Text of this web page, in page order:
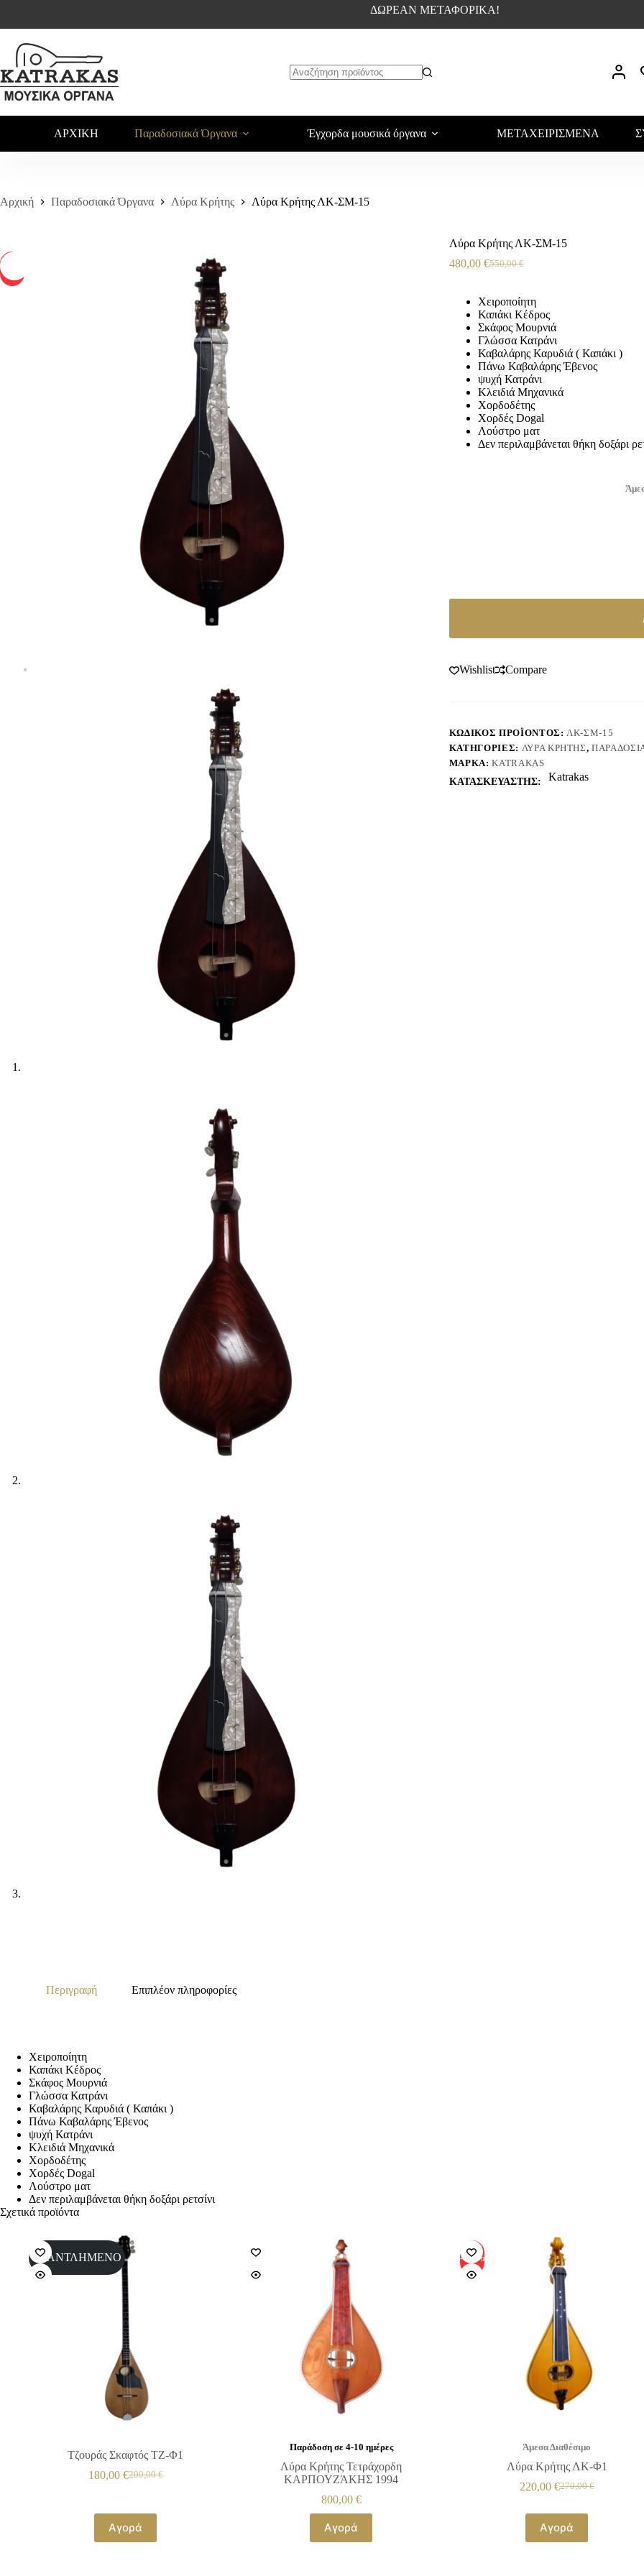
ΔΩΡΕΑΝ ΜΕΤΑΦΟΡΙΚΑ!
ΑΡΧΙΚΗ Παραδοσιακά Όργανα Έγχορδα μουσικά όργανα ΜΕΤΑΧΕΙΡΙΣΜΕΝΑ
Αρχική Παραδοσιακά Όργανα Λύρα Κρήτης Λύρα Κρήτης ΛΚ-ΣΜ-15
-13%
Λύρα Κρήτης ΛΚ-ΣΜ-15
550,00€
480,00 €
Χειροποίητη
Καπάκι Κέδρος
Σκάφος Μουρνιά
Γλώσσα Κατράνι
Καβαλάρης Καρυδιά ( Καπάκι )
Πάνω Καβαλάρης Έβενος
ψυχή Κατράνι
Κλειδιά Μηχανικά
Χορδοδέτης
Χορδές Dogal
Λούστρο ματ
Δεν περιλαμβάνεται θήκη δοξάρι
Wishlist Compare
ΚΩΔΙΚΌΣ ΠΡΟΪΌΝΤΟΣ:ΛΚ-ΣΜ-15
ΚΑΤΗΓΟΡΊΕΣ: ΛΎΡΑ ΚΡΉΤΗΣ,
ΜΆΡΚΑ:KATRAKAS
ΚΑΤΑΣΚΕΥΑΣΤΗΣ:
Katrakas
Περιγραφή Επιπλέον πληροφορίες
Χειροποίητη
Καπάκι Κέδρος
Σκάφος Μουρνιά
Γλώσσα Κατράνι
Καβαλάρης Καρυδιά ( Καπάκι )
Πάνω Καβαλάρης Έβενος
ψυχή Κατράνι
Κλειδιά Μηχανικά
Χορδοδέτης
Χορδές Dogal
Λούστρο ματ
Δεν περιλαμβάνεται θήκη δοξάρι ρετσίνι
Σχετικά προϊόντα
ΕΞΑΝΤΛΗΜΕΝΟ
Τζουράς Σκαφτός ΤΖ-Φ1
200,00€
180,00 €
Αγορά
Παράδοση σε 4-10 ημέρες
Λύρα Κρήτης Τετράχορδη
ΚΑΡΠΟΥΖΆΚΗΣ 1994
800,00 €
Αγορά
-19%
Άμεσα Διαθέσιμο
Λύρα Κρήτης ΛΚ-Φ1
270,00€
220,00 €
Αγορά